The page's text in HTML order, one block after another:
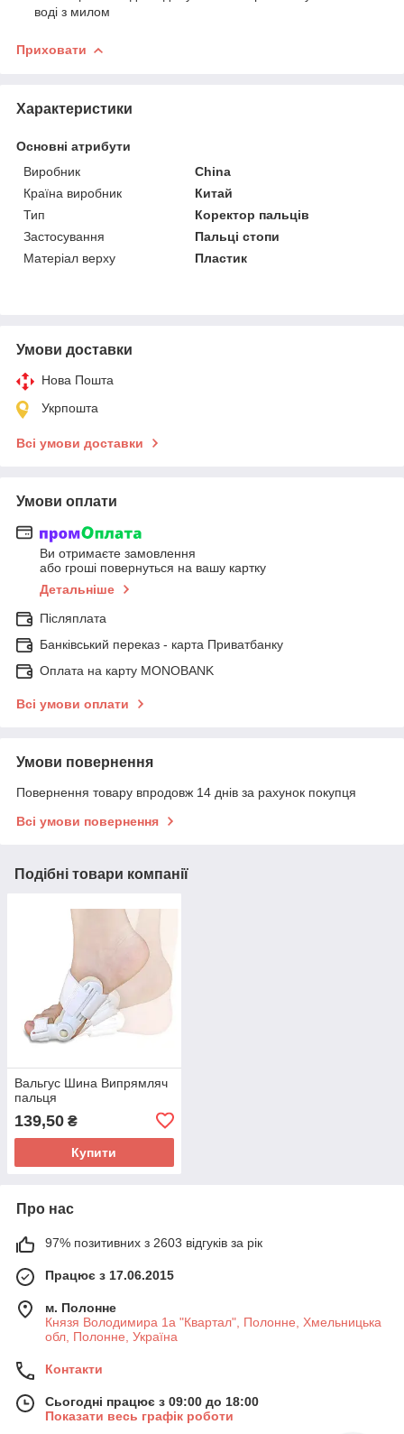
воді з милом
Приховати
Характеристики
Основні атрибути
Виробник
China
Країна виробник
Китай
Тип
Коректор пальців
Застосування
Пальці стопи
Матеріал верху
Пластик
Умови доставки
Нова Пошта
Укрпошта
Всі умови доставки
Умови оплати
Ви отримаєте замовлення
або гроші повернуться на вашу картку
Детальніше
Післяплата
Банківський переказ - карта Приватбанку
Оплата на карту MONOBANK
Всі умови оплати
Умови повернення
Повернення товару впродовж 14 днів за рахунок покупця
Всі умови повернення
Подібні товари компанії
Вальгус Шина Випрямляч
пальця
139,50 ₴
Купити
Про нас
97% позитивних з 2603 відгуків за рік
Працює з 17.06.2015
м. Полонне
Князя Володимира 1а "Квартал", Полонне, Хмельницька
обл, Полонне, Україна
Контакти
Сьогодні працює з 09:00 до 18:00
Показати весь графік роботи